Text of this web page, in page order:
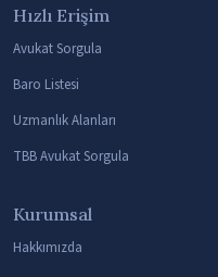
Hızlı Erişim
Avukat Sorgula
Baro Listesi
Uzmanlık Alanları
TBB Avukat Sorgula
Kurumsal
Hakkımızda